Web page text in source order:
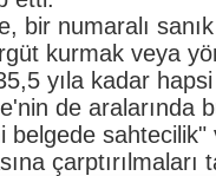
bir numaralı
kurmak veya
yıla kadar
de aralarında
belgede sahtecilik"
çarptırılmaları